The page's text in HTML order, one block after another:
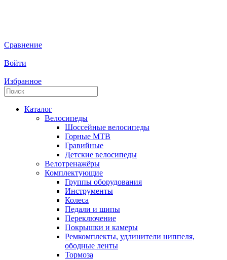
Сравнение
Войти
Избранное
Каталог
Велосипеды
Шоссейные велосипеды
Горные МTB
Гравийные
Детские велосипеды
Велотренажёры
Комплектующие
Группы оборудования
Инструменты
Колеса
Педали и шипы
Переключение
Покрышки и камеры
Ремкомплекты, удлинители ниппеля,
ободные ленты
Тормоза